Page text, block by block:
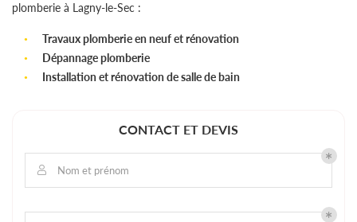
plomberie à Lagny-le-Sec :
Travaux plomberie en neuf et rénovation
Dépannage plomberie
Installation et rénovation de salle de bain
CONTACT ET DEVIS
 Nom et prénom